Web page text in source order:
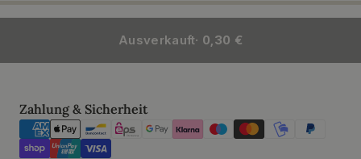
Ausverkauft· 0,30 €
Zahlung & Sicherheit
Zahlungsmethoden